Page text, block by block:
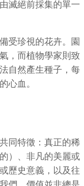
滅絕前採集的單一
受珍視的花卉。園
，而植物學家則致
自然產生種子，每
心血。
同特徵：真正的稀
）、非凡的美麗或
歷史意義，以及往